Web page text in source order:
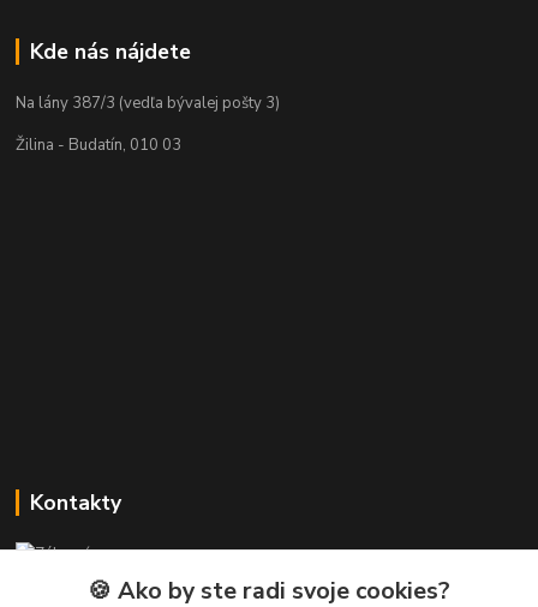
Kde nás nájdete
Na lány 387/3 (vedľa bývalej pošty 3)
Žilina - Budatín, 010 03
Kontakty
+421 911 010 560
🍪 Ako by ste radi svoje cookies?